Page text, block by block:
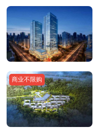
商业不限购